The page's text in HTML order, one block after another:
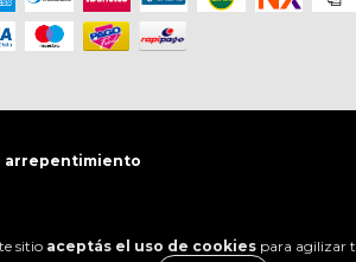
sitio aceptás el uso de cookies para agilizar
arrepentimiento